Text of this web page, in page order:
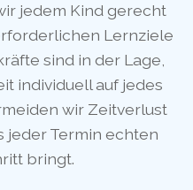
jedem Kind gerecht
Lernziele
sind in der Lage,
individuell auf jedes
wir Zeitverlust
jeder Termin echten
bringt.